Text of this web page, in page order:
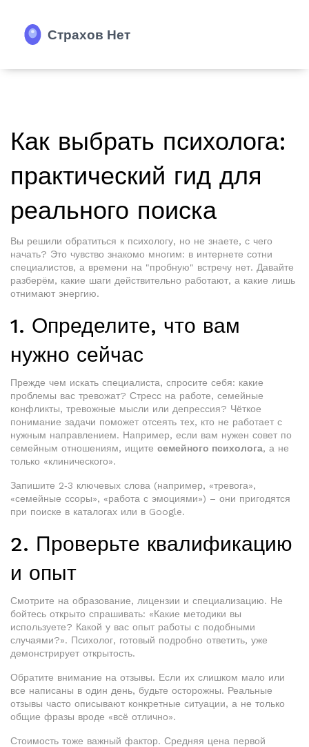
Как выбрать психолога:
практический гид для
реального поиска
Вы решили обратиться к психологу, но не знаете, с чего
начать? Это чувство знакомо многим: в интернете сотни
специалистов, а времени на "пробную" встречу нет. Давайте
разберём, какие шаги действительно работают, а какие лишь
отнимают энергию.
1. Определите, что вам
нужно сейчас
Прежде чем искать специалиста, спросите себя: какие
проблемы вас тревожат? Стресс на работе, семейные
конфликты, тревожные мысли или депрессия? Чёткое
понимание задачи поможет отсеять тех, кто не работает с
нужным направлением. Например, если вам нужен совет по
семейным отношениям, ищите семейного психолога, а не
только «клинического».
Запишите 2‑3 ключевых слова (например, «тревога»,
«семейные ссоры», «работа с эмоциями») – они пригодятся
при поиске в каталогах или в Google.
2. Проверьте квалификацию
и опыт
Смотрите на образование, лицензии и специализацию. Не
бойтесь открыто спрашивать: «Какие методики вы
используете? Какой у вас опыт работы с подобными
случаями?». Психолог, готовый подробно ответить, уже
демонстрирует открытость.
Обратите внимание на отзывы. Если их слишком мало или
все написаны в один день, будьте осторожны. Реальные
отзывы часто описывают конкретные ситуации, а не только
общие фразы вроде «всё отлично».
Стоимость тоже важный фактор. Средняя цена первой